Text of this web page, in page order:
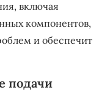
включая
компонентов,
и обеспечит
подачи